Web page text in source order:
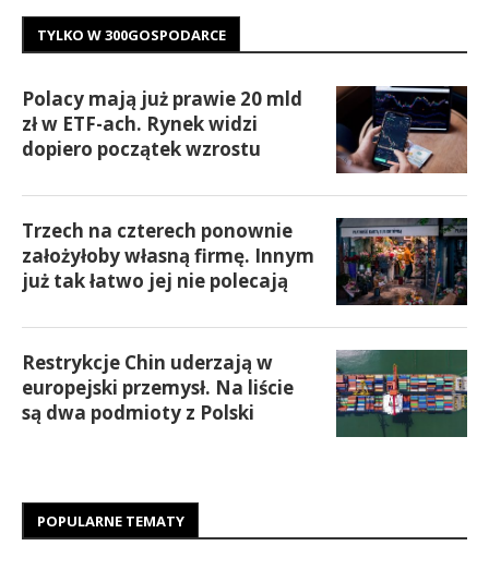
TYLKO W 300GOSPODARCE
Polacy mają już prawie 20 mld
zł w ETF-ach. Rynek widzi
dopiero początek wzrostu
Trzech na czterech ponownie
założyłoby własną firmę. Innym
już tak łatwo jej nie polecają
Restrykcje Chin uderzają w
europejski przemysł. Na liście
są dwa podmioty z Polski
POPULARNE TEMATY